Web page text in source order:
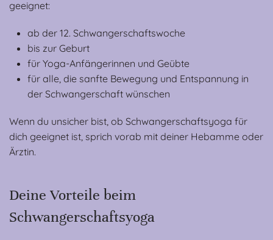
geeignet:
ab der 12. Schwangerschaftswoche
bis zur Geburt
für Yoga-Anfängerinnen und Geübte
für alle, die sanfte Bewegung und Entspannung in
der Schwangerschaft wünschen
Wenn du unsicher bist, ob Schwangerschaftsyoga für
dich geeignet ist, sprich vorab mit deiner Hebamme oder
Ärztin.
Deine Vorteile beim
Schwangerschaftsyoga